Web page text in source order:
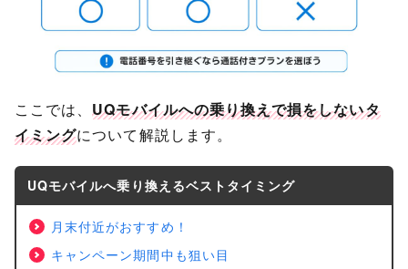
ここでは、UQモバイルへの乗り換えで損をしないタ
イミングについて解説します。
UQモバイルへ乗り換えるベストタイミング
月末付近がおすすめ！
キャンペーン期間中も狙い目